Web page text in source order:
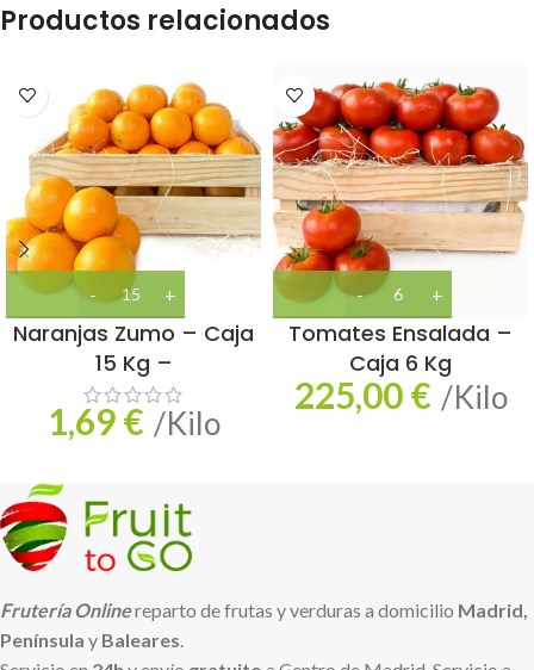
Productos relacionados
Naranjas Zumo – Caja
15 Kg –
1,69€ /Kilo
Tomates Ensalada –
Caja 6 Kg
225,00€ /Kilo
Frutería Onlinereparto de frutas y verduras a domicilio Madrid,
Península y Baleares.